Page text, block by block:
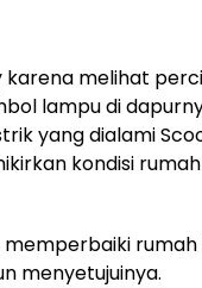
karena melihat
lampu di
yang dialami
kondisi
menyetujuinya.